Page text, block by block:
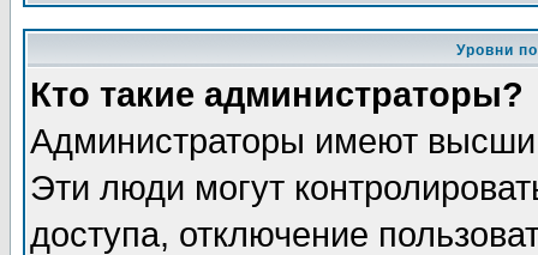
Уровни
Кто такие администраторы?
Администраторы имеют
Эти люди могут
доступа, отключение